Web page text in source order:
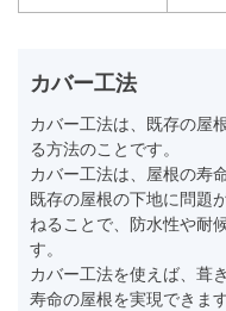
カバー工法
カバー工法は、既存の屋
る方法のことです。
カバー工法は、屋根の寿
既存の屋根の下地に問題
ねることで、防水性や耐
す。
カバー工法を使えば、葺
寿命の屋根を実現できます